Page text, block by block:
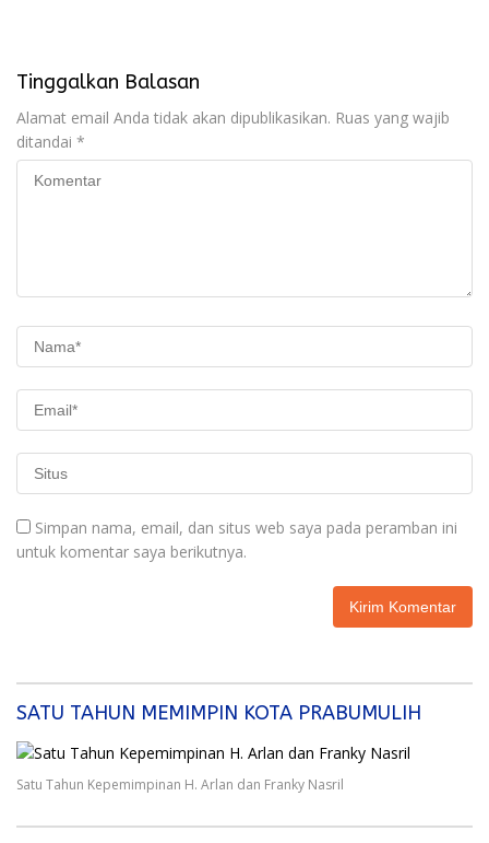
Tinggalkan Balasan
Alamat email Anda tidak akan dipublikasikan. Ruas yang wajib
ditandai *
Simpan nama, email, dan situs web saya pada peramban ini
untuk komentar saya berikutnya.
SATU TAHUN MEMIMPIN KOTA PRABUMULIH
Satu Tahun Kepemimpinan H. Arlan dan Franky Nasril